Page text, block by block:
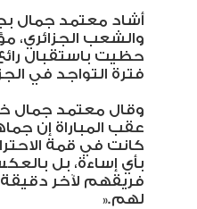
أشاد معتمد جمال
والشعب الجزائري،
حظيت باستقبال
فترة التواجد في
وقال معتمد جمال
عقب المباراة إن
كانت في قمة
بأي إساءة، بل
فريقهم لآخر
لهم».